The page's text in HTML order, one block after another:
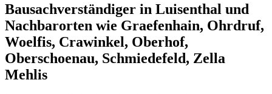
Bausachverständiger in Luisenthal und
Nachbarorten wie Graefenhain, Ohrdruf,
Woelfis, Crawinkel, Oberhof,
Oberschoenau, Schmiedefeld, Zella
Mehlis